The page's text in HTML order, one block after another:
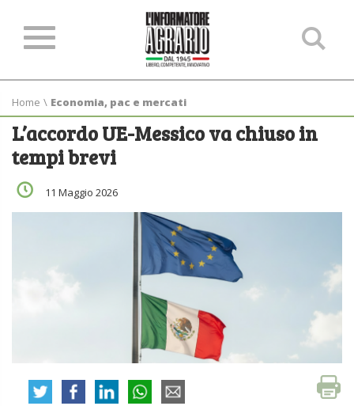
Home \ Economia, pac e mercati
L’accordo UE-Messico va chiuso in
tempi brevi
11 Maggio 2026